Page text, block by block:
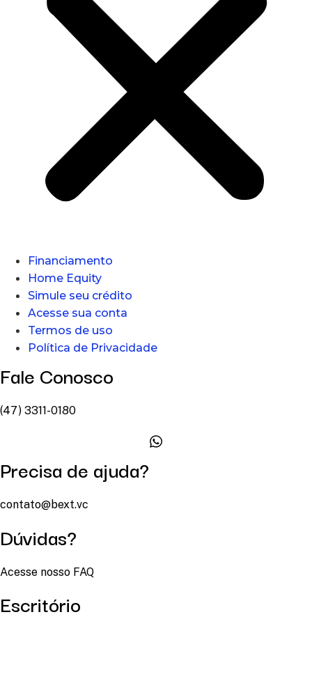
Financiamento
Home Equity
Simule seu crédito
Acesse sua conta
Termos de uso
Política de Privacidade
Fale Conosco
(47) 3311-0180
Precisa de ajuda?
contato@bext.vc
Dúvidas?
Acesse nosso FAQ
Escritório